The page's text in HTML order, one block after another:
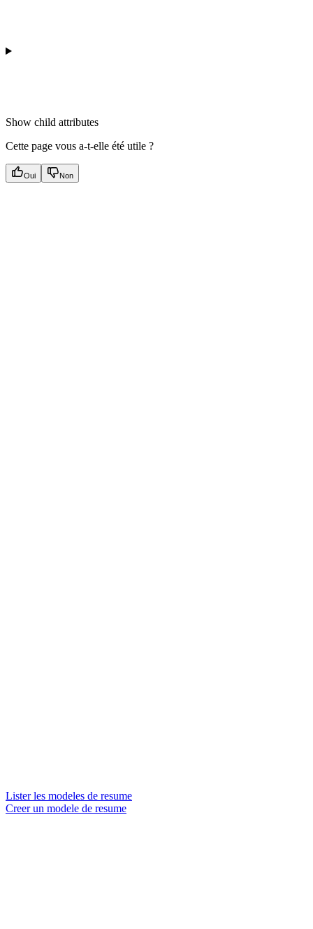
Show child attributes
Cette page vous a-t-elle été utile ?
Oui Non
Lister les modeles de resume
Creer un modele de resume